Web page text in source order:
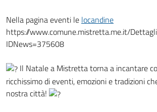
Nella pagina eventi le locandine
https://www.comune.mistretta.me.it/
IDNews=375608
Il Natale a Mistretta torna a incantare
ricchissimo di eventi, emozioni e tradizioni
nostra città!